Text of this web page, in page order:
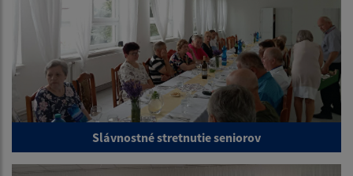
Slávnostné stretnutie seniorov